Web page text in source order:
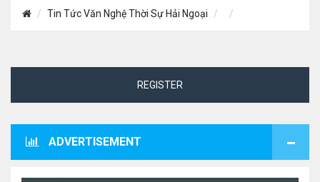
Tin Tức Văn Nghệ Thời Sự Hải Ngoại
REGISTER
ADVERTISEMENT